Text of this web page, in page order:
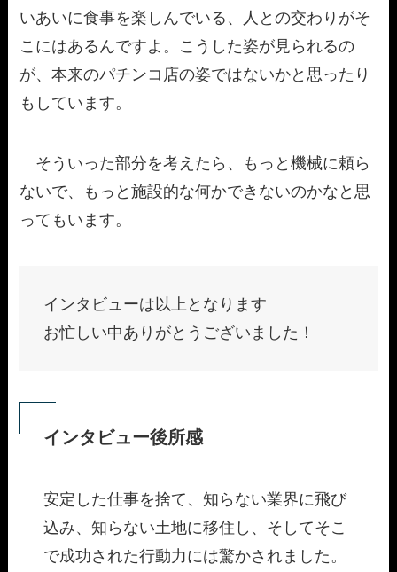
いあいに食事を楽しんでいる、人との交わりがそ
こにはあるんですよ。こうした姿が見られるの
が、本来のパチンコ店の姿ではないかと思ったり
もしています。
そういった部分を考えたら、もっと機械に頼ら
ないで、もっと施設的な何かできないのかなと思
ってもいます。
インタビューは以上となります
お忙しい中ありがとうございました！
インタビュー後所感
安定した仕事を捨て、知らない業界に飛び
込み、知らない土地に移住し、そしてそこ
で成功された行動力には驚かされました。